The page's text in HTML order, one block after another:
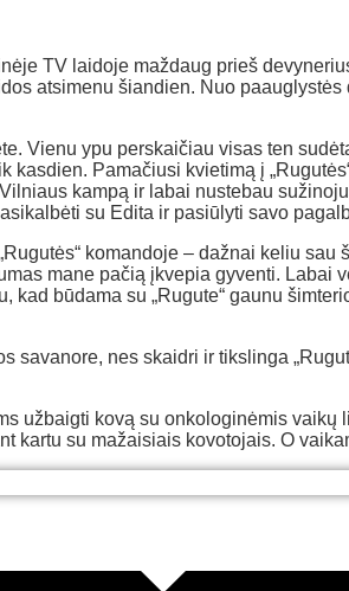
TV laidoje maždaug prieš
atsimenu šiandien. Nuo
Vienu ypu perskaičiau visas ten
Pamačiusi kvietimą į
kampą ir labai nustebau
su Edita ir pasiūlyti savo
komandoje – dažnai keliu
mane pačią įkvepia gyventi. Labai
būdama su „Rugute“ gaunu
nes skaidri ir tikslinga
užbaigti kovą su onkologinėmis vaikų
kartu su mažaisiais kovotojais. O
Lyra
Lyra
Lyra